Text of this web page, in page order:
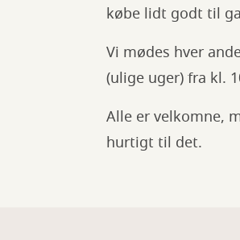
købe lidt godt til
Vi mødes hver
(ulige uger) fra kl.
Alle er velkomne,
hurtigt til det.